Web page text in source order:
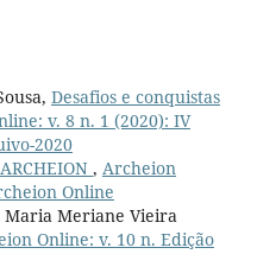
Desafios e conquistas
v. 8 n. 1 (2020): IV
2020
ARCHEION , Archeion
Online
Maria Meriane Vieira
Online: v. 10 n. Edição